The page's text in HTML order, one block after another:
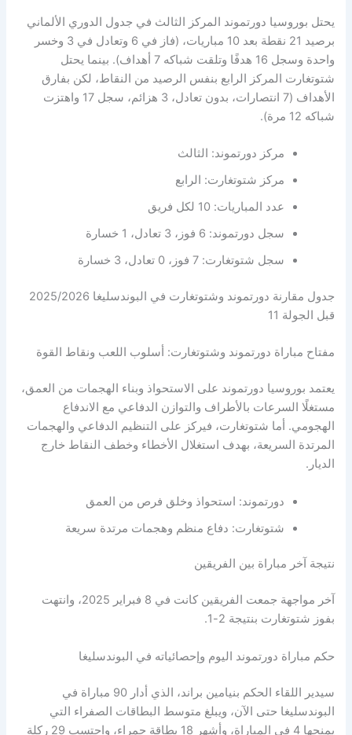
يحتل بوروسيا دورتموند المركز الثالث في جدول الدوري الألماني
برصيد 21 نقطة بعد 10 مباريات، (فاز في 6 وتعادل في 3 وخسر
واحدة وسجل 16 هدفًا وتلقت شباكه 7 أهداف). بينما يحتل
شتوتغارت المركز الرابع بنفس الرصيد من النقاط، لكن بفارق
الأهداف (7 انتصارات، بدون تعادل، 3 هزائم، سجل 17 واهتزت
شباكه 12 مرة).
مركز دورتموند: الثالث
مركز شتوتغارت: الرابع
عدد المباريات: 10 لكل فريق
سجل دورتموند: 6 فوز، 3 تعادل، 1 خسارة
سجل شتوتغارت: 7 فوز، 0 تعادل، 3 خسارة
جدول مقارنة دورتموند وشتوتغارت في البوندسليغا 2025/2026
قبل الجولة 11
مفتاح مباراة دورتموند وشتوتغارت: أسلوب اللعب ونقاط القوة
يعتمد بوروسيا دورتموند على الاستحواذ وبناء الهجمات من العمق،
مستغلًا السرعات بالأطراف والتوازن الدفاعي مع الاندفاع
الهجومي. أما شتوتغارت، فيركز على التنظيم الدفاعي والهجمات
المرتدة السريعة، بهدف استغلال الأخطاء وخطف النقاط خارج
الديار.
دورتموند: استحواذ وخلق فرص من العمق
شتوتغارت: دفاع منظم وهجمات مرتدة سريعة
نتيجة آخر مباراة بين الفريقين
آخر مواجهة جمعت الفريقين كانت في 8 فبراير 2025، وانتهت
بفوز شتوتغارت بنتيجة 2-1.
حكم مباراة دورتموند اليوم وإحصائياته في البوندسليغا
سيدير اللقاء الحكم بنيامين براند، الذي أدار 90 مباراة في
البوندسليغا حتى الآن، ويبلغ متوسط البطاقات الصفراء التي
يمنحها 4 في المباراة، وأشهر 18 بطاقة حمراء، واحتسب 29 ركلة